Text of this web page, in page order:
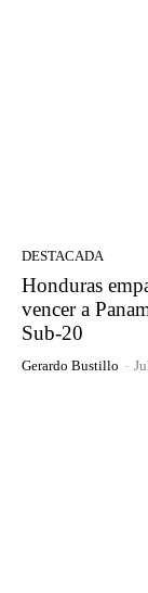
DESTACADA
Honduras
vencer a
Sub-20
Gerardo Bustillo -